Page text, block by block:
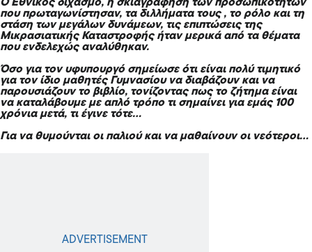
Ο Εθνικός διχασμό, η σκιαγράφηση των προσωπικοτήτων
που πρωταγωνίστησαν, τα διλλήματα τους , το ρόλο και τη
στάση των μεγάλων δυνάμεων, τις επιπτώσεις της
Μικρασιατικής Καταστροφής ήταν μερικά από τα θέματα
που ενδελεχώς αναλύθηκαν.
Όσο για τον υφυπουργό σημείωσε ότι είναι πολύ τιμητικό
για τον ίδιο μαθητές Γυμνασίου να διαβάζουν και να
παρουσιάζουν το βιβλίο, τονίζοντας πως το ζήτημα είναι
να καταλάβουμε με απλό τρόπο τι σημαίνει για εμάς 100
χρόνια μετά, τι έγινε τότε…
Για να θυμούνται οι παλιού και να μαθαίνουν οι νεότεροι…